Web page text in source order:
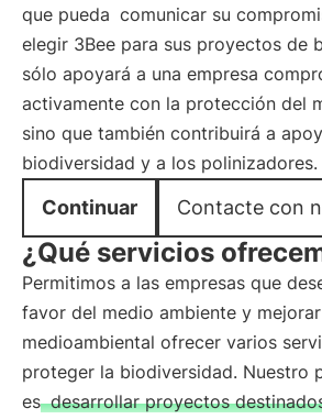
que pueda comunicar su
elegir 3Bee para sus proyectos de
sólo apoyará a una empresa
activamente con la protección del
sino que también contribuirá a
biodiversidad y a los polinizadores.
Continuar Contacte con
¿Qué servicios
Permitimos a las empresas que
favor del medio ambiente y
medioambiental ofrecer varios
proteger la biodiversidad. Nuestro
es desarrollar proyectos